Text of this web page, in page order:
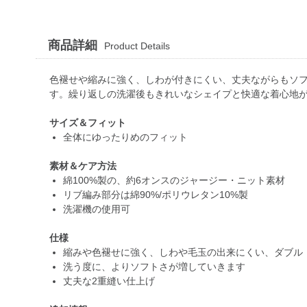
商品詳細 Product Details
色褪せや縮みに強く、しわが付きにくい、丈夫ながらもソ
す。繰り返しの洗濯後もきれいなシェイプと快適な着心地
サイズ＆フィット
全体にゆったりめのフィット
素材＆ケア方法
綿100%製の、約6オンスのジャージー・ニット素材
リブ編み部分は綿90%/ポリウレタン10%製
洗濯機の使用可
仕様
縮みや色褪せに強く、しわや毛玉の出来にくい、ダブ
洗う度に、よりソフトさが増していきます
丈夫な2重縫い仕上げ